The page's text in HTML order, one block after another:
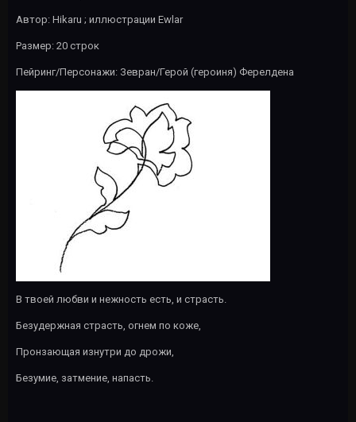
Автор: Hikaru ; иллюстрации Ewlar
Размер: 20 строк
Пейринг/Персонажи: Зевран/Герой (героиня) Ферелдена
В твоей любви и нежность есть, и страсть.
Безудержная страсть, огнем по коже,
Пронзающая изнутри до дрожи,
Безумие, затмение, напасть.